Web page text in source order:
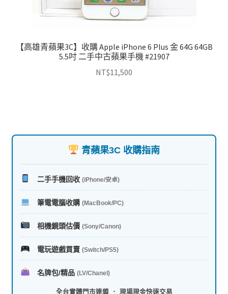
【高雄青蘋果3C】收購 Apple iPhone 6 Plus 金 64G 64GB
5.5吋 二手中古蘋果手機 #21907
NT$11,500
青蘋果3C 收購指南
二手手機回收 (iPhone/安卓)
筆電電腦收購 (MacBook/PC)
相機鏡頭估價 (Sony/Canon)
電玩遊戲買賣 (Switch/PS5)
名牌包/精品 (LV/Chanel)
全台實體門市連鎖 ． 現場現金快速交易